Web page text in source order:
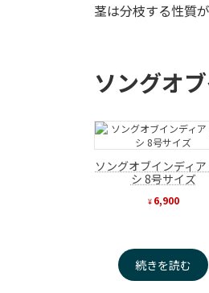
茎は分枝する性質
ソングオ
ソングオブインディア
シ 8号サイズ
¥ 6,900
続きを読む